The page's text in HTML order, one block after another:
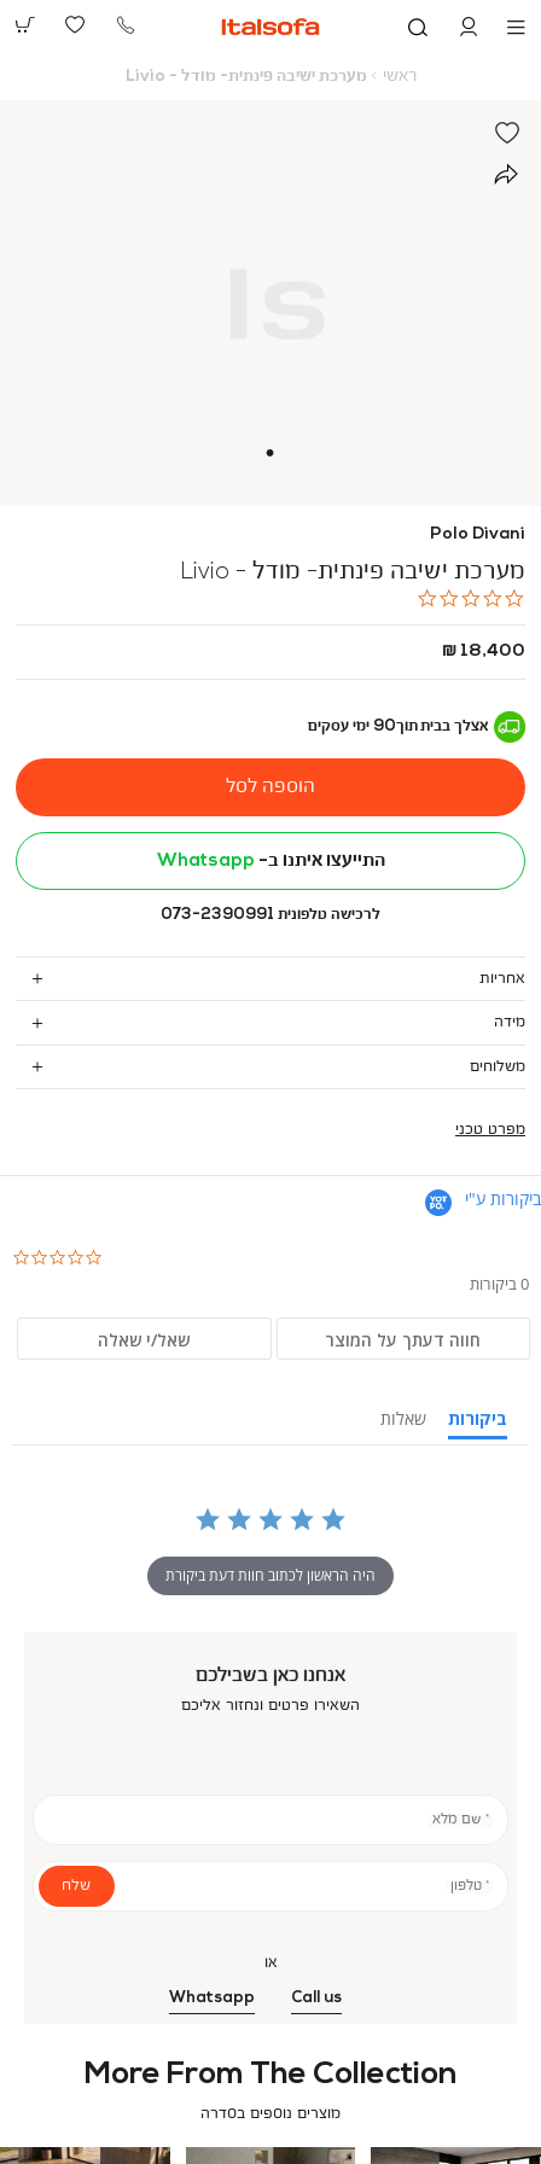
073-
ראשי ראשי
מערכת ישיבה פינתית- מודל - Livio
Polo Divani
מערכת ישיבה פינתית- מודל - Livio
החל
18,400 ₪
אצלך בביתתוך90 ימי עסקים
הוספה לסל
התייעצו איתנו ב- Whatsapp
לרכישה טלפונית 073-2390991
אחריות
מידה
משלוחים
מפרט טכני
ביקורות ע"י
0 ביקורות
חווה דעתך על המוצר שאל/י שאלה
ביקורות שאלות
היה הראשון לכתוב חוות דעת ביקורת
אנחנו כאן בשבילכם
השאירו פרטים ונחזור אליכם
* שם מלא
* טלפון שלח
או
Call us
Whatsapp
More From The Collection
מוצרים נוספים בסדרה